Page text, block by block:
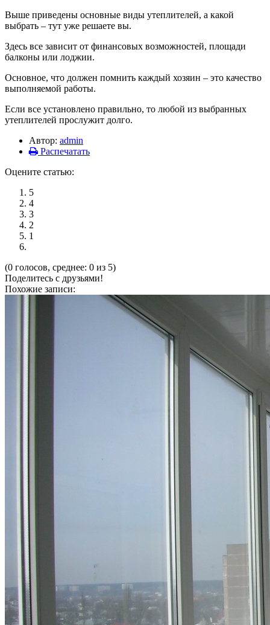
Выше приведены основные виды утеплителей, а какой
выбрать – тут уже решаете вы.
Здесь все зависит от финансовых возможностей, площади
балконы или лоджии.
Основное, что должен помнить каждый хозяин – это качество
выполняемой работы.
Если все установлено правильно, то любой из выбранных
утеплителей прослужит долго.
Автор: admin
Распечатать
Оцените статью:
5
4
3
2
1
(0 голосов, среднее: 0 из 5)
Поделитесь с друзьями!
Похожие записи: